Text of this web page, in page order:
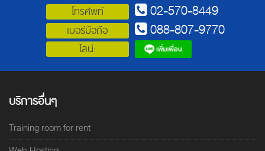
โทรศัพท์ 02-570-8449
เบอร์มือถือ 088-807-9770
ไลน์:
บริการอื่นๆ
Training room for rent